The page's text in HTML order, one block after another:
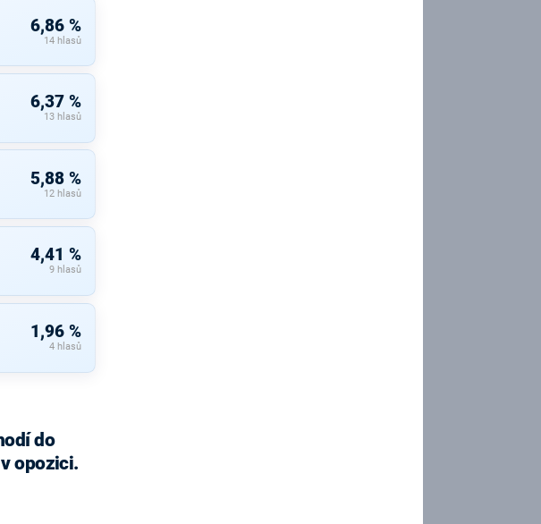
6,86 %
14 hlasů
6,37 %
13 hlasů
5,88 %
12 hlasů
4,41 %
9 hlasů
1,96 %
4 hlasů
do
opozici.